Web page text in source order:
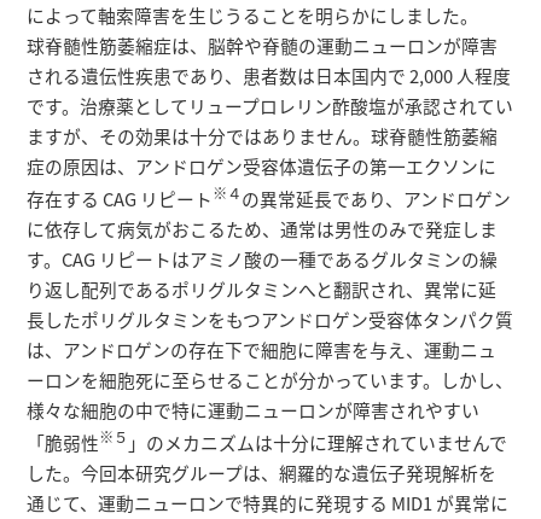
によって軸索障害を生じうることを明らかにしました。
球脊髄性筋萎縮症は、脳幹や脊髄の運動ニューロンが障害
される遺伝性疾患であり、患者数は日本国内で 2,000 人程度
です。治療薬としてリュープロレリン酢酸塩が承認されてい
ますが、その効果は十分ではありません。球脊髄性筋萎縮
症の原因は、アンドロゲン受容体遺伝子の第一エクソンに
存在する CAG リピート ※４の異常延長であり、アンドロゲン
に依存して病気がおこるため、通常は男性のみで発症しま
す。CAG リピートはアミノ酸の一種であるグルタミンの繰
り返し配列であるポリグルタミンへと翻訳され、異常に延
長したポリグルタミンをもつアンドロゲン受容体タンパク質
は、アンドロゲンの存在下で細胞に障害を与え、運動ニュ
ーロンを細胞死に至らせることが分かっています。しかし、
様々な細胞の中で特に運動ニューロンが障害されやすい
「脆弱性※５ 」のメカニズムは十分に理解されていませんで
した。今回本研究グループは、網羅的な遺伝子発現解析を
通じて、運動ニューロンで特異的に発現する MID1 が異常に